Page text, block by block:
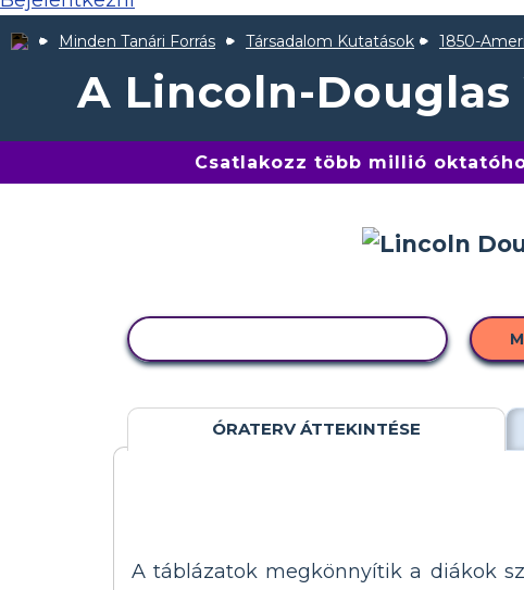
Minden Tanári Forrás Társadalom Kutatások 1850-
A Lincoln-Douglas
Csatlakozz több millió
ÓRATERV ÁTTEKINTÉSE
A táblázatok megkönnyítik a diákok